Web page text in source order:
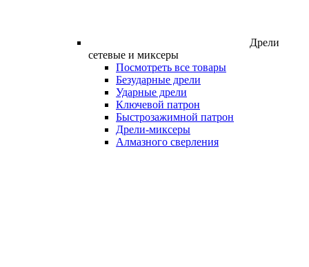
Дрели
сетевые и миксеры
Посмотреть все товары
Безударные дрели
Ударные дрели
Ключевой патрон
Быстрозажимной патрон
Дрели-миксеры
Алмазного сверления